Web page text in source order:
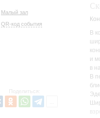
Малый зал
QR-код события
Поделиться:
В
и
в
В